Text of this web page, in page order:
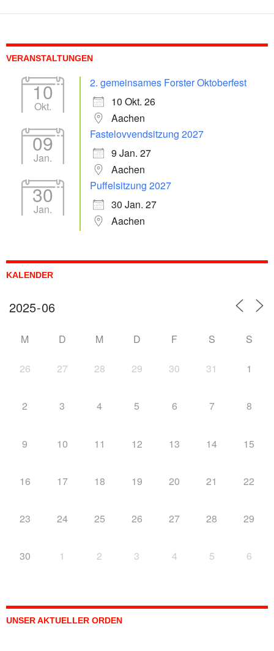
VERANSTALTUNGEN
10
Okt.
2. gemeinsames Forster Oktoberfest
10 Okt. 26
Aachen
09
Jan.
Fastelovvendsitzung 2027
9 Jan. 27
Aachen
30
Jan.
Puffelsitzung 2027
30 Jan. 27
Aachen
KALENDER
M D M D F S S
26 27 28 29 30 31 1
2 3 4 5 6 7 8
9 10 11 12 13 14 15
16 17 18 19 20 21 22
23 24 25 26 27 28 29
30 1 2 3 4 5 6
UNSER AKTUELLER ORDEN